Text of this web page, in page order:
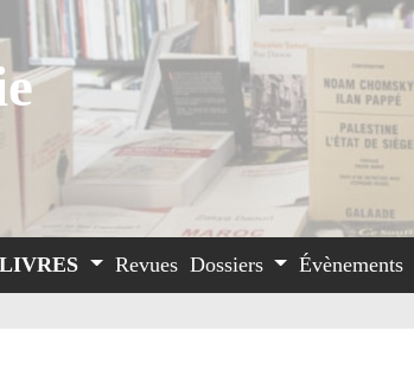
Revues Dossiers Évènements